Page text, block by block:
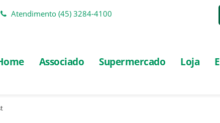
Atendimento(45) 3284-4100
Associado Supermercado Loja